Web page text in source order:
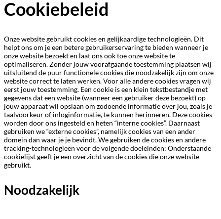
Cookiebeleid
Onze website gebruikt cookies en gelijkaardige technologieën. Dit
helpt ons om je een betere gebruikerservaring te bieden wanneer je
onze website bezoekt en laat ons ook toe onze website te
optimaliseren. Zonder jouw voorafgaande toestemming plaatsen wij
uitsluitend de puur functionele cookies die noodzakelijk zijn om onze
website correct te laten werken. Voor alle andere cookies vragen wij
eerst jouw toestemming. Een cookie is een klein tekstbestandje met
gegevens dat een website (wanneer een gebruiker deze bezoekt) op
jouw apparaat wil opslaan om zodoende informatie over jou, zoals je
taalvoorkeur of inloginformatie, te kunnen herinneren. Deze cookies
worden door ons ingesteld en heten “interne cookies”. Daarnaast
gebruiken we “externe cookies”, namelijk cookies van een ander
domein dan waar je je bevindt. We gebruiken de cookies en andere
tracking-technologieën voor de volgende doeleinden: Onderstaande
cookielijst geeft je een overzicht van de cookies die onze website
gebruikt.
Noodzakelijk